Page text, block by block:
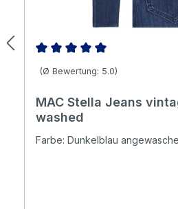
Durchschnittliche Bewertung
(Ø Bewertung: 5.0)
MAC Stella Jeans
washed
Farbe: Dunkelblau